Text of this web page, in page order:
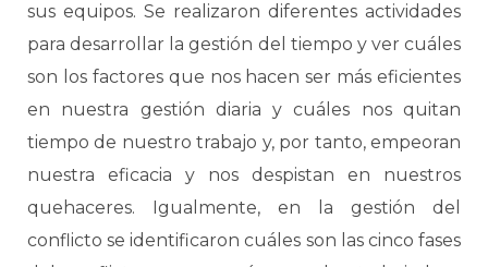
sus equipos. Se realizaron diferentes actividades
para desarrollar la gestión del tiempo y ver cuáles
son los factores que nos hacen ser más eficientes
en nuestra gestión diaria y cuáles nos quitan
tiempo de nuestro trabajo y, por tanto, empeoran
nuestra eficacia y nos despistan en nuestros
quehaceres. Igualmente, en la gestión del
conflicto se identificaron cuáles son las cinco fases